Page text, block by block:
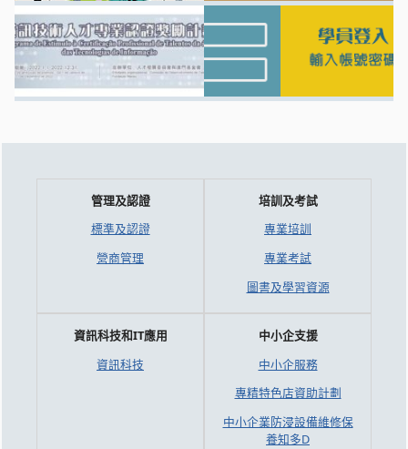
管理及認證
標準及認證
營商管理
培訓及考試
專業培訓
專業考試
圖書及學習資源
資訊科技和IT應用
資訊科技
中小企支援
中小企服務
專精特色店資助計劃
中小企業防浸設備維修保
養知多D